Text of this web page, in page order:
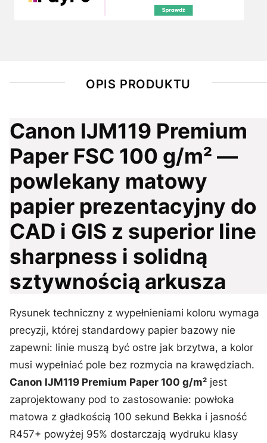
OPIS PRODUKTU
Canon IJM119 Premium
Paper FSC 100 g/m² —
powlekany matowy
papier prezentacyjny do
CAD i GIS z superior line
sharpness i solidną
sztywnością arkusza
Rysunek techniczny z wypełnieniami koloru wymaga
precyzji, której standardowy papier bazowy nie
zapewni: linie muszą być ostre jak brzytwa, a kolor
musi wypełniać pole bez rozmycia na krawędziach.
Canon IJM119 Premium Paper 100 g/m² jest
zaprojektowany pod to zastosowanie: powłoka
matowa z gładkością 100 sekund Bekka i jasność
R457+ powyżej 95% dostarczają wydruku klasy